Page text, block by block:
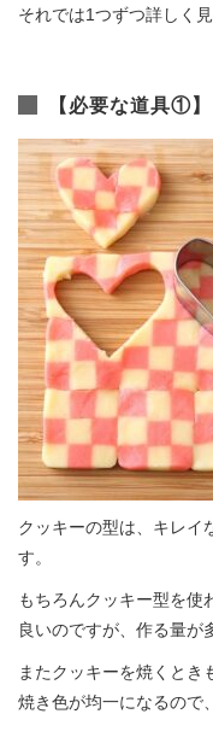
それでは1つずつ詳しく
【必要な道具①
クッキーの型は、キレイ
す。
もちろんクッキー型を使
良いのですが、作る量が
またクッキーを焼くとき
焼き色が均一になるので